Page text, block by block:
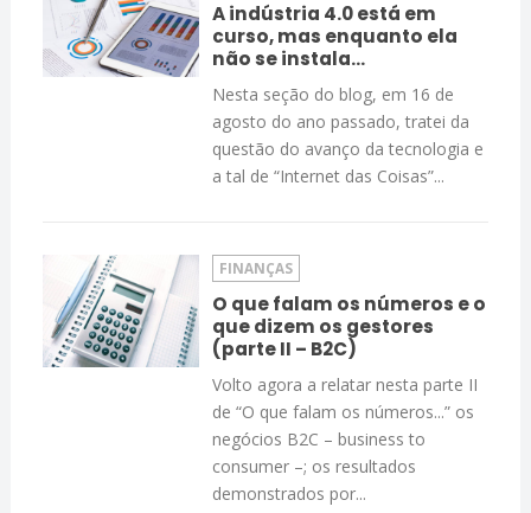
A indústria 4.0 está em
curso, mas enquanto ela
não se instala…
Nesta seção do blog, em 16 de
agosto do ano passado, tratei da
questão do avanço da tecnologia e
a tal de “Internet das Coisas”...
FINANÇAS
O que falam os números e o
que dizem os gestores
(parte II – B2C)
Volto agora a relatar nesta parte II
de “O que falam os números...” os
negócios B2C – business to
consumer –; os resultados
demonstrados por...